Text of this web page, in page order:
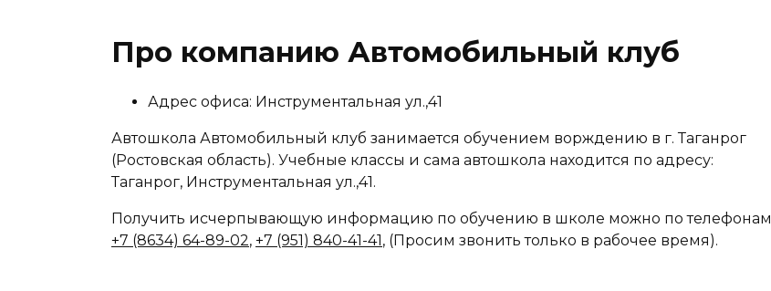
Про компанию Автомобильный клуб
Адрес офиса: Инструментальная ул.,41
Автошкола Автомобильный клуб занимается обучением ворждению в г. Таганрог
(Ростовская область). Учебные классы и сама автошкола находится по адресу:
Таганрог, Инструментальная ул.,41.
Получить исчерпывающую информацию по обучению в школе можно по телефонам
+7 (8634) 64-89-02, +7 (951) 840-41-41 , (Просим звонить только в рабочее время).